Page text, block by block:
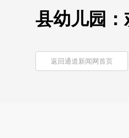
县幼儿园
返回通道新闻网首页